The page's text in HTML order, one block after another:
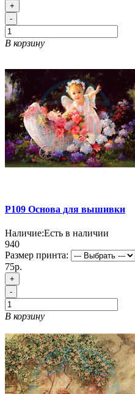
+
-
В корзину
P109 Основа для вышивки
Наличие:Есть в наличии
940
Размер принта:
75р.
+
-
В корзину